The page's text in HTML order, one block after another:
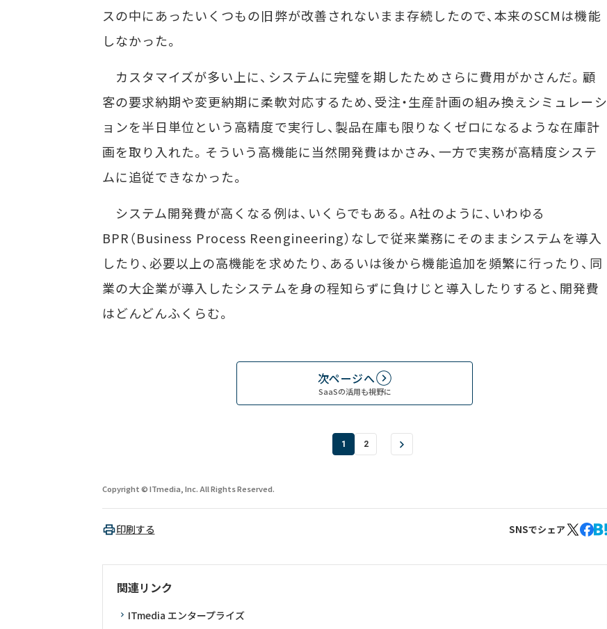
スの中にあったいくつもの旧弊が改善されないまま存続したので、本来のSCMは機能
しなかった。
カスタマイズが多い上に、システムに完璧を期したためさらに費用がかさんだ。顧
客の要求納期や変更納期に柔軟対応するため、受注・生産計画の組み換えシミュレーシ
ョンを半日単位という高精度で実行し、製品在庫も限りなくゼロになるような在庫計
画を取り入れた。そういう高機能に当然開発費はかさみ、一方で実務が高精度システ
ムに追従できなかった。
システム開発費が高くなる例は、いくらでもある。A社のように、いわゆる
BPR（Business Process Reengineering）なしで従来業務にそのままシステムを導入
したり、必要以上の高機能を求めたり、あるいは後から機能追加を頻繁に行ったり、同
業の大企業が導入したシステムを身の程知らずに負けじと導入したりすると、開発費
はどんどんふくらむ。
次ページへ
SaaSの活用も視野に
1 2
Copyright © ITmedia, Inc. All Rights Reserved.
印刷する SNSでシェア
関連リンク
ITmedia エンタープライズ